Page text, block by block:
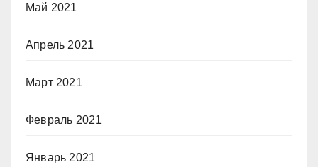
Май 2021
Апрель 2021
Март 2021
Февраль 2021
Январь 2021